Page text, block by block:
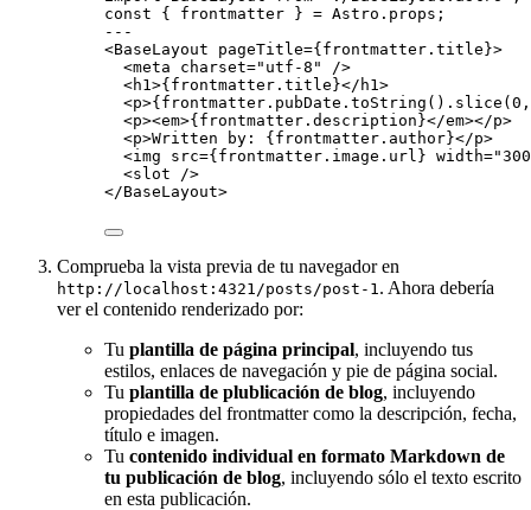
const { frontmatter } = Astro . props ;
---
<BaseLayout pageTitle={ frontmatter . title }>
<meta charset=" utf-8 "
/>
<h1 >{ frontmatter . title }</ h1 >
<p>{ frontmatter . pubDate . toString () . slice ( 0 ,
<p><em>{ frontmatter . description }</em></p>
<p>Written by: { frontmatter . author }</p>
<img src={ frontmatter . image . url } width="300
<slot />
</BaseLayout>
Comprueba la vista previa de tu navegador en
http://localhost:4321/posts/post-1 . Ahora debería
ver el contenido renderizado por:
Tu plantilla de página principal, incluyendo tus
estilos, enlaces de navegación y pie de página social.
Tu plantilla de plublicación de blog, incluyendo
propiedades del frontmatter como la descripción, fecha,
título e imagen.
Tu contenido individual en formato Markdown de
tu publicación de blog, incluyendo sólo el texto escrito
en esta publicación.